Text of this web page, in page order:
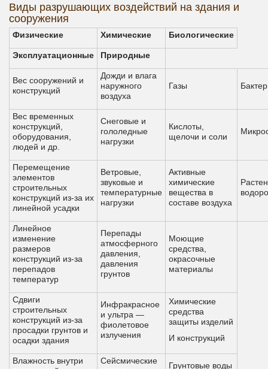
Виды разрушающих воздействий на здания и
сооружения
Физические Химические Биологические
Эксплуатационные Природные
Вес сооружений и
конструкций
Дожди и влага
наружного
воздуха
Газы
Вес временных
конструкций,
оборудования,
людей и др.
Снеговые и
гололедные
нагрузки
Кислоты,
щелочи и соли
Перемещение
элементов
строительных
конструкций из-за их
линейной усадки
Ветровые,
звуковые и
температурные
нагрузки
Активные
химические
вещества в
составе воздуха
Линейное
изменение
размеров
конструкций из-за
перепадов
температур
Перепады
атмосферного
давления,
давления
грунтов
Моющие
средства,
окрасочные
материалы
Сдвиги
строительных
конструкций из-за
просадки грунтов и
осадки здания
Инфракрасное
и ультра —
фиолетовое
излучения
Химические
средства
защиты изделий
И конструкций
Влажность внутри
Сейсмические
Грунтовые воды